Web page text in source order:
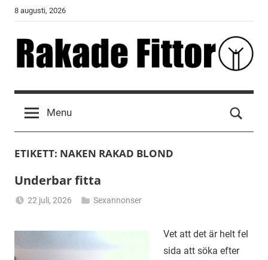
Skip
content
8 augusti, 2026
Rakade
Fittor
Menu
ETIKETT: NAKEN RAKAD BLOND
Underbar fitta
22 juli, 2026
Sexannonser
Vet att det är helt fel
sida att söka efter